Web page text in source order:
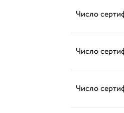
Число
Число
Число